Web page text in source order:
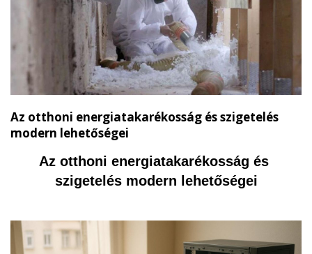
Az otthoni energiatakarékosság és szigetelés
modern lehetőségei
Az otthoni energiatakarékosság és
szigetelés modern lehetőségei